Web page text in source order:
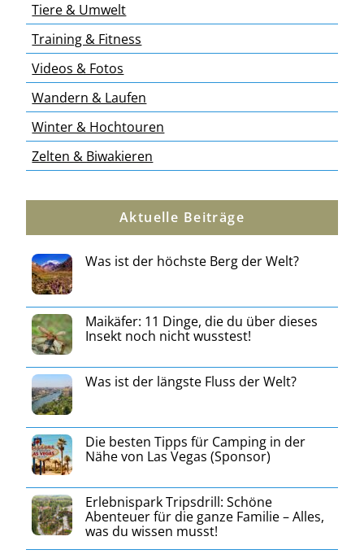
Tiere & Umwelt
Training & Fitness
Videos & Fotos
Wandern & Laufen
Winter & Hochtouren
Zelten & Biwakieren
Aktuelle Beiträge
Was ist der höchste Berg der Welt?
Maikäfer: 11 Dinge, die du über dieses
Insekt noch nicht wusstest!
Was ist der längste Fluss der Welt?
Die besten Tipps für Camping in der
Nähe von Las Vegas (Sponsor)
Erlebnispark Tripsdrill: Schöne
Abenteuer für die ganze Familie – Alles,
was du wissen musst!